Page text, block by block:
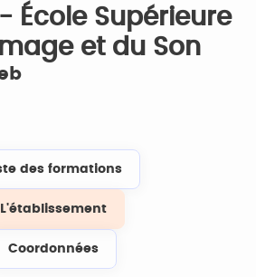
- École Supérieure
et du Son
des formations
L'établissement
Coordonnées